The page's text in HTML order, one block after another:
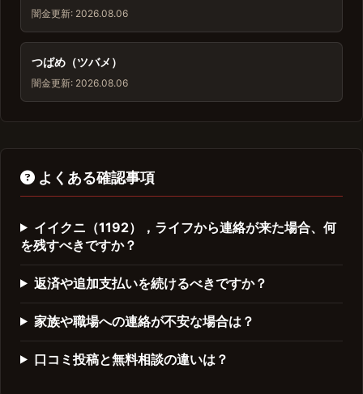
闇金更新: 2026.08.06
つばめ（ツバメ）
闇金更新: 2026.08.06
よくある確認事項
イイクニ（1192），ライフから連絡が来た場合、何
を残すべきですか？
返済や追加支払いを続けるべきですか？
家族や職場への連絡が不安な場合は？
口コミ投稿と無料相談の違いは？